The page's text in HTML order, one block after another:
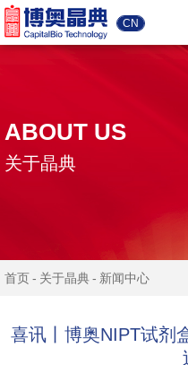
CN
ABOUT US
关于晶典
首页 关于晶典 新闻中心
喜讯丨博奥NIPT试剂